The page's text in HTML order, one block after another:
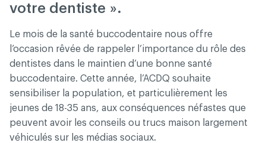
votre dentiste ».
Le mois de la santé buccodentaire nous offre
l’occasion rêvée de rappeler l’importance du rôle des
dentistes dans le maintien d’une bonne santé
buccodentaire. Cette année, l’ACDQ souhaite
sensibiliser la population, et particulièrement les
jeunes de 18-35 ans, aux conséquences néfastes que
peuvent avoir les conseils ou trucs maison largement
véhiculés sur les médias sociaux.